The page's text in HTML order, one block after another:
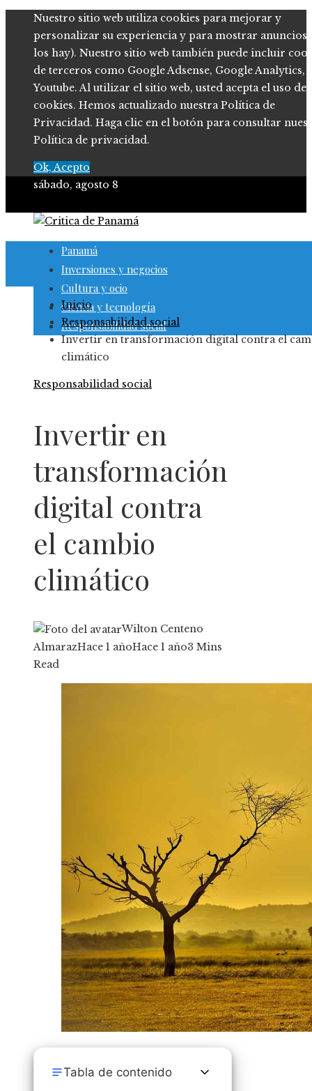
Nuestro sitio web utiliza cookies para mejorar y
personalizar su experiencia y para mostrar anuncios
los hay). Nuestro sitio web también puede incluir
de terceros como Google Adsense, Google Analytics,
Youtube. Al utilizar el sitio web, usted acepta el uso de
cookies. Hemos actualizado nuestra Política de
Privacidad. Haga clic en el botón para consultar
Política de privacidad.
Ok, Acepto
sábado, agosto 8
Panamá
Inversiones y negocios
Cultura y ocio
Ciencia y tecnología
Responsabilidad social
Inicio
Responsabilidad social
Invertir en transformación digital contra el
climático
Responsabilidad social
Invertir en
transformación
digital contra
el cambio
climático
Wilton Centeno
AlmarazHace 1 añoHace 1 año3 Mins
Read
Tabla de contenido